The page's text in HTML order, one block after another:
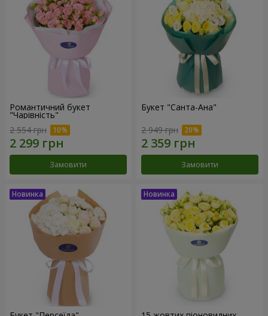
Романтичний букет
"Чарівність"
2 554 грн
Замовити
Букет "Санта-Ана"
2 949 грн
Замовити